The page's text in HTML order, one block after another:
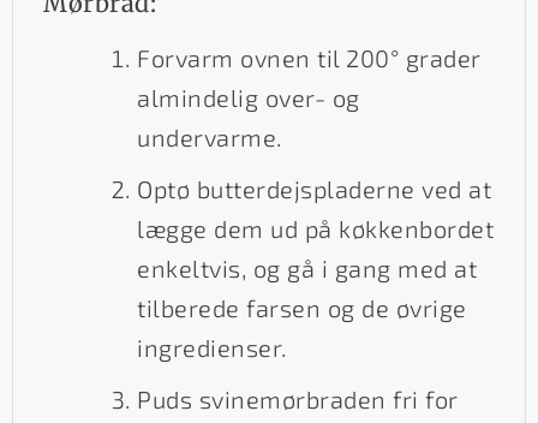
Forvarm ovnen til 200° grader
almindelig over- og
undervarme.
Optø butterdejspladerne ved at
lægge dem ud på køkkenbordet
enkeltvis, og gå i gang med at
tilberede farsen og de øvrige
ingredienser.
Puds svinemørbraden fri for